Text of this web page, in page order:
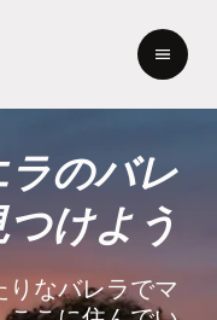
のバレ
けよう
りなバレラでマ